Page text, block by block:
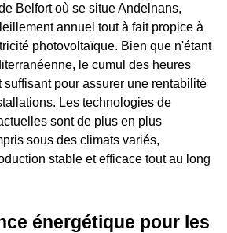
Belfort où se situe Andelnans,
annuel tout à fait propice à
photovoltaïque. Bien que n'étant
le cumul des heures
pour assurer une rentabilité
Les technologies de
sont de plus en plus
sous des climats variés,
stable et efficace tout au long
énergétique pour les